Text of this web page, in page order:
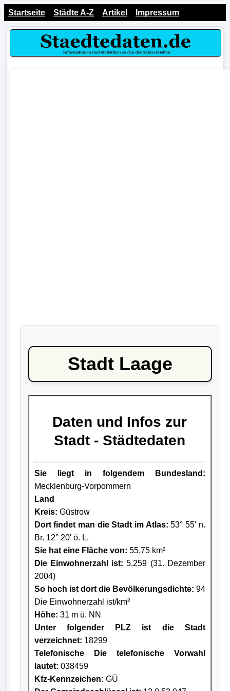
Startseite Städte A-Z Artikel Impressum
Stadt Laage
Daten und Infos zur
Stadt - Städtedaten
Sie liegt in folgendem Bundesland:
Mecklenburg-Vorpommern
Land
Kreis: Güstrow
Dort findet man die Stadt im Atlas: 53° 55' n.
Br. 12° 20' ö. L.
Sie hat eine Fläche von: 55,75 km²
Die Einwohnerzahl ist: 5.259 (31. Dezember
2004)
So hoch ist dort die Bevölkerungsdichte: 94
Die Einwohnerzahl ist/km²
Höhe: 31 m ü. NN
Unter folgender PLZ ist die Stadt
verzeichnet: 18299
Telefonische Die telefonische Vorwahl
lautet: 038459
Kfz-Kennzeichen: GÜ